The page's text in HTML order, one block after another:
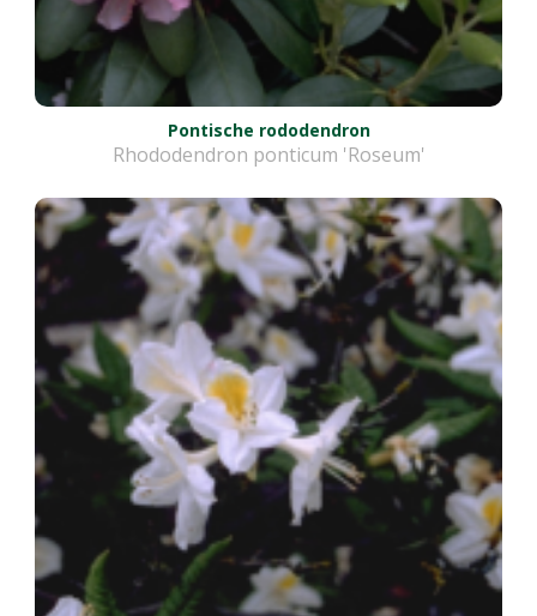
Pontische rododendron
Rhododendron ponticum 'Roseum'